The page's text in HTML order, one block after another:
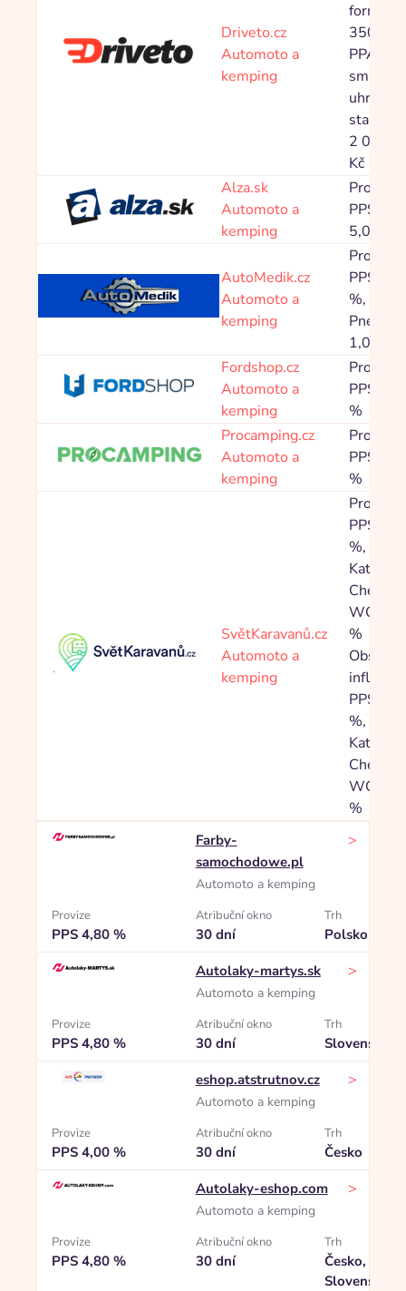
Driveto.cz
Automoto a
kemping
350,00
PPA
starting
2
Kč
Alza.sk
Automoto a
kemping
Provize
PPS
5,00 %
AutoMedik.cz
Automoto a
kemping
Provize
PPS
%,
1,00 %
Fordshop.cz
Automoto a
kemping
Provize
PPS
%
Procamping.cz
Automoto a
kemping
Provize
PPS
%
SvětKaravanů.cz
Automoto a
kemping
Provize
PPS
%,
WC
%
Obsahy
PPS
%,
WC
%
Farby-
samochodowe.pl
Automoto a kemping
>
Provize
PPS 4,80 %
Atribuční okno
30 dní
Trh
Polsko
Autolaky-martys.sk
Automoto a kemping
>
Provize
PPS 4,80 %
Atribuční okno
30 dní
Trh
Slovensko
eshop.atstrutnov.cz
Automoto a kemping
>
Provize
PPS 4,00 %
Atribuční okno
30 dní
Trh
Česko
Autolaky-eshop.com
Automoto a kemping
>
Provize
PPS 4,80 %
Atribuční okno
30 dní
Trh
Česko,
Slovensko,